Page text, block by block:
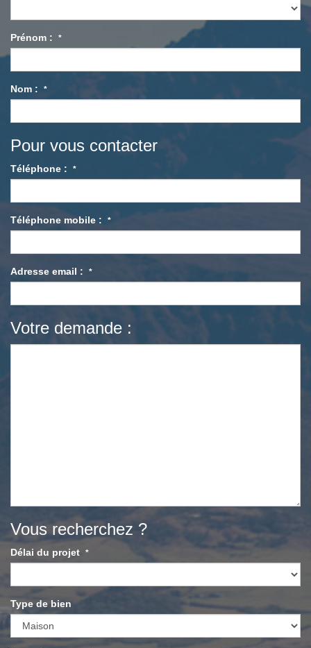
Prénom : *
Nom : *
Pour vous contacter
Téléphone : *
Téléphone mobile : *
Adresse email : *
Votre demande :
Vous recherchez ?
Délai du projet *
Type de bien